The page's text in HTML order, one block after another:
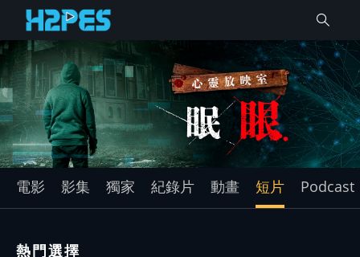
電影 影集 獨家 紀錄片 動畫 短片 Podcast
熱門選擇